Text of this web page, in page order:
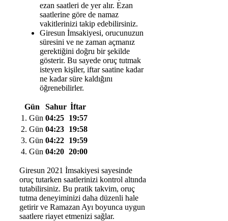
ezan saatleri de yer alır. Ezan
saatlerine göre de namaz
vakitlerinizi takip edebilirsiniz.
Giresun İmsakiyesi, orucunuzun
süresini ve ne zaman açmanız
gerektiğini doğru bir şekilde
gösterir. Bu sayede oruç tutmak
isteyen kişiler, iftar saatine kadar
ne kadar süre kaldığını
öğrenebilirler.
Gün Sahur İftar
1. Gün 04:25 19:57
2. Gün 04:23 19:58
3. Gün 04:22 19:59
4. Gün 04:20 20:00
Giresun 2021 İmsakiyesi sayesinde
oruç tutarken saatlerinizi kontrol altında
tutabilirsiniz. Bu pratik takvim, oruç
tutma deneyiminizi daha düzenli hale
getirir ve Ramazan Ayı boyunca uygun
saatlere riayet etmenizi sağlar.